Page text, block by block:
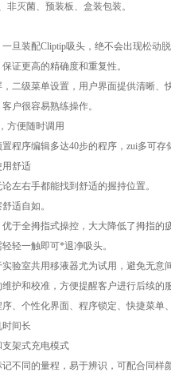
灭菌、预装板、盒装包装。
一旦装配Cliptip吸头，绝不会出现松动脱
证更高的精确度和重复性。
二级菜单设置，用户界面提供清晰、
户很容易熟练操作。
方便随时调用
程序编辑多达40步的程序，zui多可存
用舒适
左右手都能找到舒适的握持位置。
适自如。
于全拇指式操控，大大降低了拇指的疲
轻一触即可*退净吸头。
验室共用移液器尤为试用，避免无意
护和校准，方便提醒客户进行后续的服
、个性化界面、程序锁定、快捷菜单
间长
架式充电模式
不同的量程，易于辨识，可配合同样